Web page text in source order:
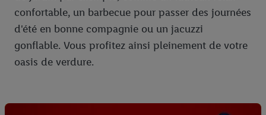
confortable, un barbecue pour passer des journées
d'été en bonne compagnie ou un jacuzzi
gonflable. Vous profitez ainsi pleinement de votre
oasis de verdure.